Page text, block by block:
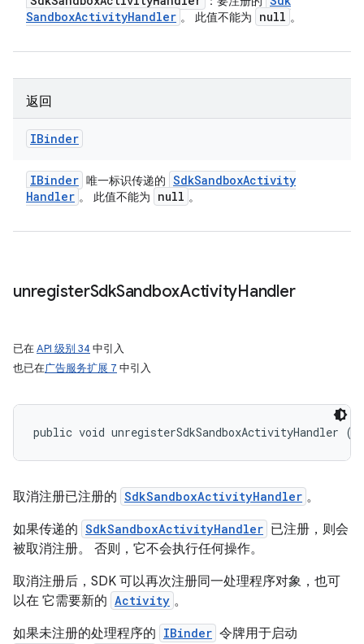
SandboxActivityHandler 。 此值不能为 null 。
返回
IBinder
IBinder 唯一标识传递的 SdkSandboxActivity
Handler 。 此值不能为 null 。
unregisterSdkSandboxActivityHandler
已在API 级别 34 中引入
也已在广告服务扩展 7 中引入
public void unregisterSdkSandboxActivityHandler (
取消注册已注册的 SdkSandboxActivityHandler 。
如果传递的 SdkSandboxActivityHandler 已注册，则会
被取消注册。 否则，它不会执行任何操作。
取消注册后，SDK 可以再次注册同一处理程序对象，也可
以在 它需要新的 Activity 。
如果未注册的处理程序的 IBinder 令牌用于启动